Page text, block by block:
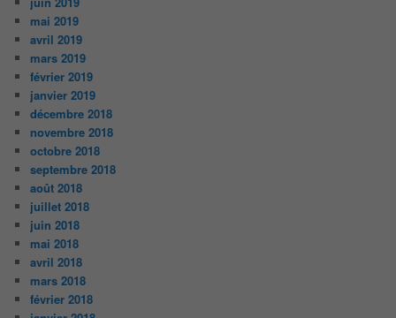
mai 2019
avril 2019
mars 2019
février 2019
janvier 2019
décembre 2018
novembre 2018
octobre 2018
septembre 2018
août 2018
juillet 2018
juin 2018
mai 2018
avril 2018
mars 2018
février 2018